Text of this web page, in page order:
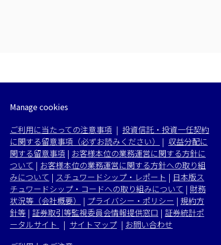
Manage cookies
ご利用に当たっての注意事項 | 投資信託・投資一任契約
に関する留意事項（必ずお読みください）
| 収益分配に
関する留意事項 | お客様本位の業務運営に関する方針に
ついて | お客様本位の業務運営に関する方針への取り組
みについて | スチュワードシップ・レポート | 日本版ス
チュワードシップ・コードへの取り組みについて | 財務
状況等（会社概要）
| プライバシー・ポリシー | 規約方
針等 | 証券取引等監視委員会情報提供窓口 | 証券統計ポ
ータルサイト
| サイトマップ | お問い合わせ